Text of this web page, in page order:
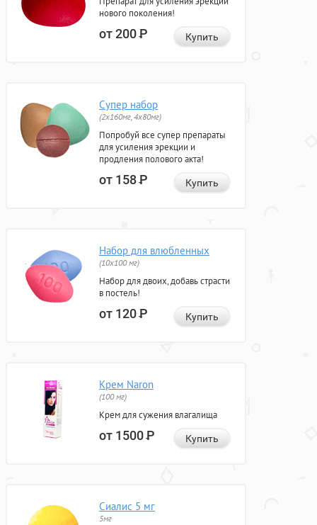
нового поколения!
от 200Р Купить
Супер набор
(2х160мг, 4х80мг)
Попробуй все супер препараты
для усиления эрекции и
продления полового акта!
от 158Р Купить
Набор для влюбленных
(10х100 мг)
Набор для двоих, добавь страсти
в постель!
от 120Р Купить
Крем Naron
(100 мг)
Крем для сужения влагалища
от 1500Р Купить
Сиалис 5 мг
5мг